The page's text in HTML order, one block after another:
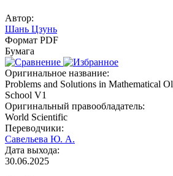
Автор:
Шань Цзунь
Формат PDF
Бумага
Оригинальное название:
Problems and Solutions in Mathematical
School V1
Оригинальный правообладатель:
World Scientific
Переводчики:
Савельева Ю. А.
Дата выхода:
30.06.2025